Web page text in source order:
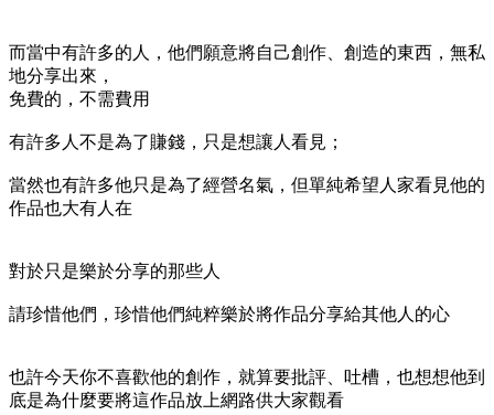
而當中有許多的人，他們願意將自己創作、創造的東西，無私
地分享出來，
免費的，不需費用
有許多人不是為了賺錢，只是想讓人看見；
當然也有許多他只是為了經營名氣，但單純希望人家看見他的
作品也大有人在
對於只是樂於分享的那些人
請珍惜他們，珍惜他們純粹樂於將作品分享給其他人的心
也許今天你不喜歡他的創作，就算要批評、吐槽，也想想他到
底是為什麼要將這作品放上網路供大家觀看